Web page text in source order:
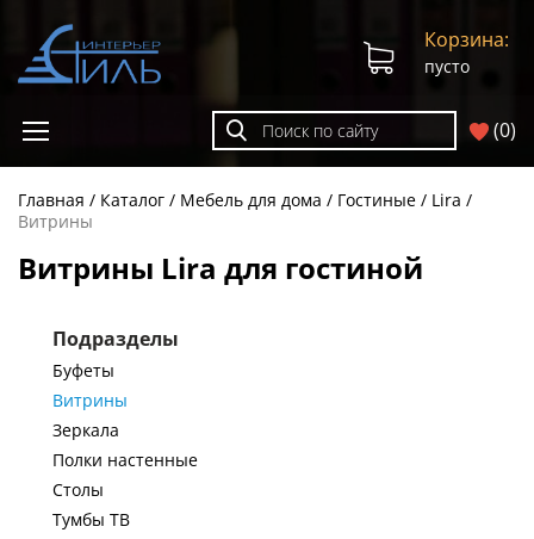
(0)
Корзина:
пусто
Главная Каталог Мебель для дома Гостиные
Lira
Витрины
Витрины Lira для гостиной
Подразделы
Буфеты
Витрины
Зеркала
Полки настенные
Столы
Тумбы ТВ